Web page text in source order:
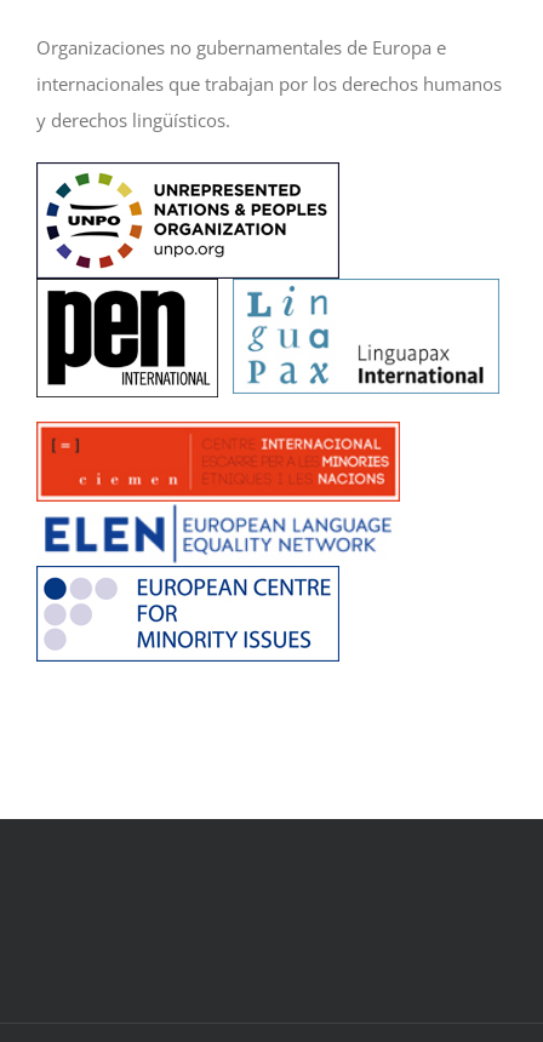
Organizaciones no gubernamentales de Europa e
internacionales que trabajan por los derechos humanos
y derechos lingüísticos.